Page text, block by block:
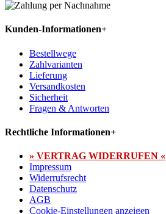
Kunden-Informationen+
Bestellwege
Zahlvarianten
Lieferung
Versandkosten
Sicherheit
Fragen & Antworten
Rechtliche Informationen+
» VERTRAG WIDERRUFEN «
Impressum
Widerrufsrecht
Datenschutz
AGB
Cookie-Einstellungen anzeigen